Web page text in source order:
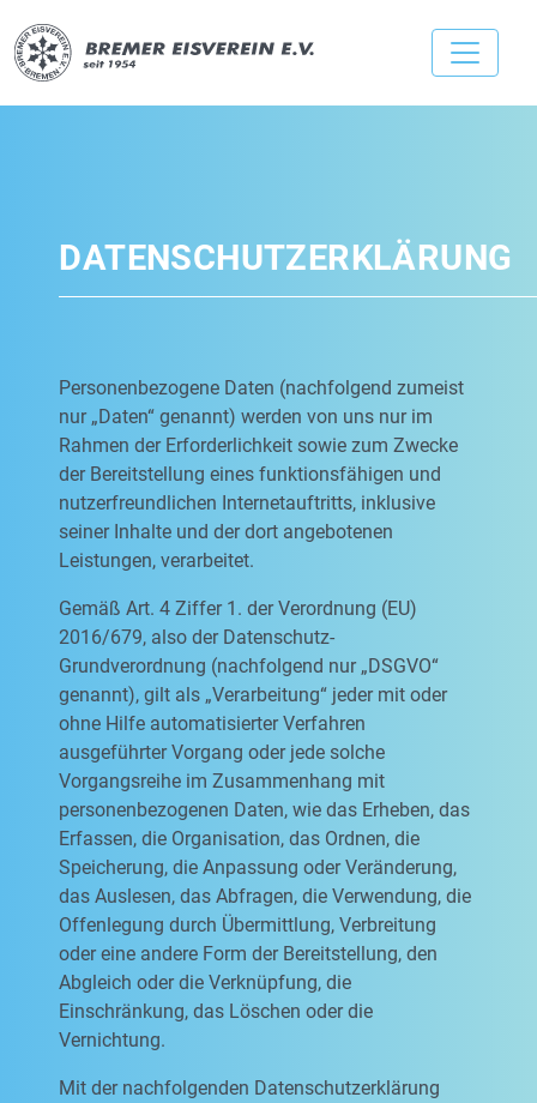
DATENSCHUTZERKLÄRUNG
Personenbezogene Daten (nachfolgend zumeist
nur „Daten“ genannt) werden von uns nur im
Rahmen der Erforderlichkeit sowie zum Zwecke
der Bereitstellung eines funktionsfähigen und
nutzerfreundlichen Internetauftritts, inklusive
seiner Inhalte und der dort angebotenen
Leistungen, verarbeitet.
Gemäß Art. 4 Ziffer 1. der Verordnung (EU)
2016/679, also der Datenschutz-
Grundverordnung (nachfolgend nur „DSGVO“
genannt), gilt als „Verarbeitung“ jeder mit oder
ohne Hilfe automatisierter Verfahren
ausgeführter Vorgang oder jede solche
Vorgangsreihe im Zusammenhang mit
personenbezogenen Daten, wie das Erheben, das
Erfassen, die Organisation, das Ordnen, die
Speicherung, die Anpassung oder Veränderung,
das Auslesen, das Abfragen, die Verwendung, die
Offenlegung durch Übermittlung, Verbreitung
oder eine andere Form der Bereitstellung, den
Abgleich oder die Verknüpfung, die
Einschränkung, das Löschen oder die
Vernichtung.
Mit der nachfolgenden Datenschutzerklärung